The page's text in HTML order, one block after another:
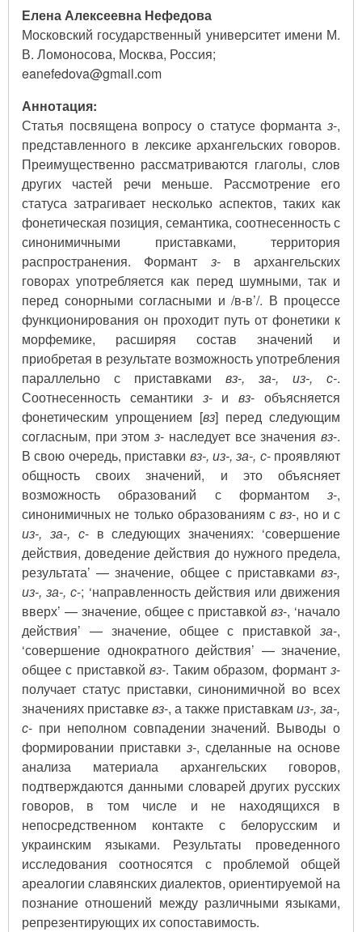
Елена Алексеевна Нефедова
Московский государственный университет имени М.
В. Ломоносова, Москва, Россия;
eanefedova@gmail.com
Аннотация:
Статья посвящена вопросу о статусе форманта з-,
представленного в лексике архангельских говоров.
Преимущественно рассматриваются глаголы, слов
других частей речи меньше. Рассмотрение его
статуса затрагивает несколько аспектов, таких как
фонетическая позиция, семантика, соотнесенность с
синонимичными приставками, территория
распространения. Формант з- в архангельских
говорах употребляется как перед шумными, так и
перед сонорными согласными и /в-в’/. В процессе
функционирования он проходит путь от фонетики к
морфемике, расширяя состав значений и
приобретая в результате возможность употребления
параллельно с приставками вз-, за-, из-, с-.
Соотнесенность семантики з- ивз- объясняется
фонетическим упрощением [вз] перед следующим
согласным, при этомз- наследует все значениявз-.
В свою очередь, приставки вз-, из-, за-, с- проявляют
общность своих значений, и это объясняет
возможность образований с формантом з-,
синонимичных не только образованиям свз-, но и с
из-, за-, с- в следующих значениях: ‘совершение
действия, доведение действия до нужного предела,
результата’ — значение, общее с приставками вз-,
из-, за-, с-; ‘направленность действия или движения
вверх’ — значение, общее с приставкойвз-, ‘начало
действия’ — значение, общее с приставкой за-,
‘совершение однократного действия’ — значение,
общее с приставкой вз-. Таким образом, формантз-
получает статус приставки, синонимичной во всех
значениях приставкевз-, а также приставкам из-, за-,
с- при неполном совпадении значений. Выводы о
формировании приставки з-, сделанные на основе
анализа материала архангельских говоров,
подтверждаются данными словарей других русских
говоров, в том числе и не находящихся в
непосредственном контакте с белорусским и
украинским языками. Результаты проведенного
исследования соотносятся с проблемой общей
ареалогии славянских диалектов, ориентируемой на
познание отношений между различными языками,
репрезентирующих их сопоставимость.